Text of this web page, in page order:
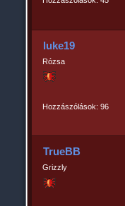
luke19
Rózsa
Hozzászólások: 96
TrueBB
Grizzly